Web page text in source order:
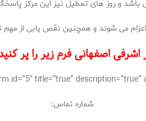
و روز های تعطیل نیز این مرکز
اعزام می شوند و همچنین نقص یابی از
اشرفی اصفهانی فرم زیر را پر
شماره تماس: